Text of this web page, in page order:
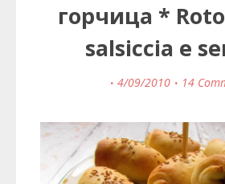
горчица *
salsiccia e
4/09/2010 14